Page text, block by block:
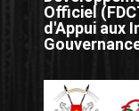
Officiel
d'Appui aux